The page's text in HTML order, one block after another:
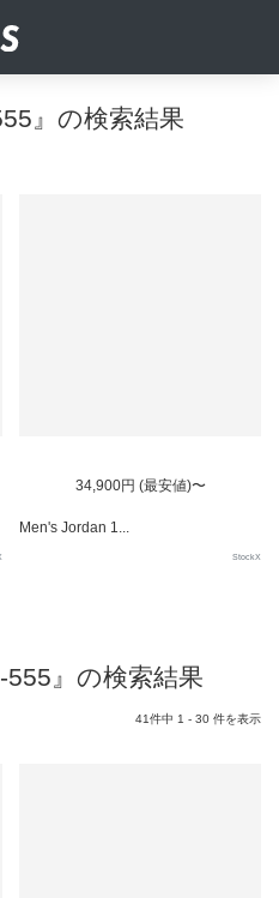
』の検索結果
34,900円 (最安値)〜
Men's Jordan 1...
StockX
』の検索結果
41件中 1 - 30 件を表示